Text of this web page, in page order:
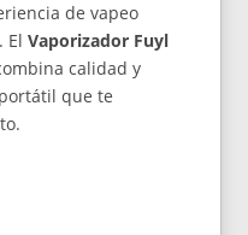
de vapeo
ElVaporizador Fuyl
calidad y
que te